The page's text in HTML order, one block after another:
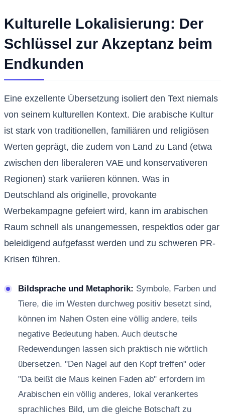
Kulturelle Lokalisierung: Der
Schlüssel zur Akzeptanz beim
Endkunden
Eine exzellente Übersetzung isoliert den Text niemals
von seinem kulturellen Kontext. Die arabische Kultur
ist stark von traditionellen, familiären und religiösen
Werten geprägt, die zudem von Land zu Land (etwa
zwischen den liberaleren VAE und konservativeren
Regionen) stark variieren können. Was in
Deutschland als originelle, provokante
Werbekampagne gefeiert wird, kann im arabischen
Raum schnell als unangemessen, respektlos oder gar
beleidigend aufgefasst werden und zu schweren PR-
Krisen führen.
Bildsprache und Metaphorik: Symbole, Farben und
Tiere, die im Westen durchweg positiv besetzt sind,
können im Nahen Osten eine völlig andere, teils
negative Bedeutung haben. Auch deutsche
Redewendungen lassen sich praktisch nie wörtlich
übersetzen. "Den Nagel auf den Kopf treffen" oder
"Da beißt die Maus keinen Faden ab" erfordern im
Arabischen ein völlig anderes, lokal verankertes
sprachliches Bild, um die gleiche Botschaft zu